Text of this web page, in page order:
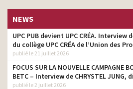
Effy – Effydemment – Le
bain – Le dîner
Perrier – Heat – De l’eau,
de l’air, la vie
Quintésens – Réduisez
vos impôts
réalisateur
NEWS
UPC PUB devient UPC CRÉA. Interview
du collège UPC CRÉA de l’Union des
publié le 21 juillet 2026
FOCUS SUR LA NOUVELLE CAMPAGNE
BETC – Interview de CHRYSTEL
publié le 2 juillet 2026